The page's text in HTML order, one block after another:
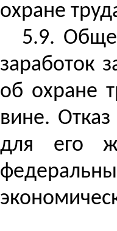
охране
5.9.
заработок
об охране
вине.
для его